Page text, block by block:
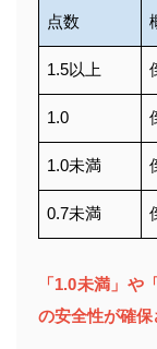
点数
1.5以上
1.0
1.0未満
0.7未満
「1.0未満」や
の安全性が確